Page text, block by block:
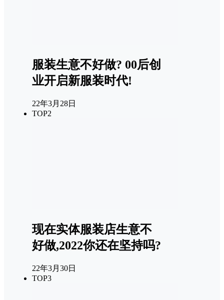
服装生意不好做? 00后创
业开启新服装时代!
22年3月28日
TOP2
现在实体服装店生意不
好做,2022你还在坚持吗?
22年3月30日
TOP3